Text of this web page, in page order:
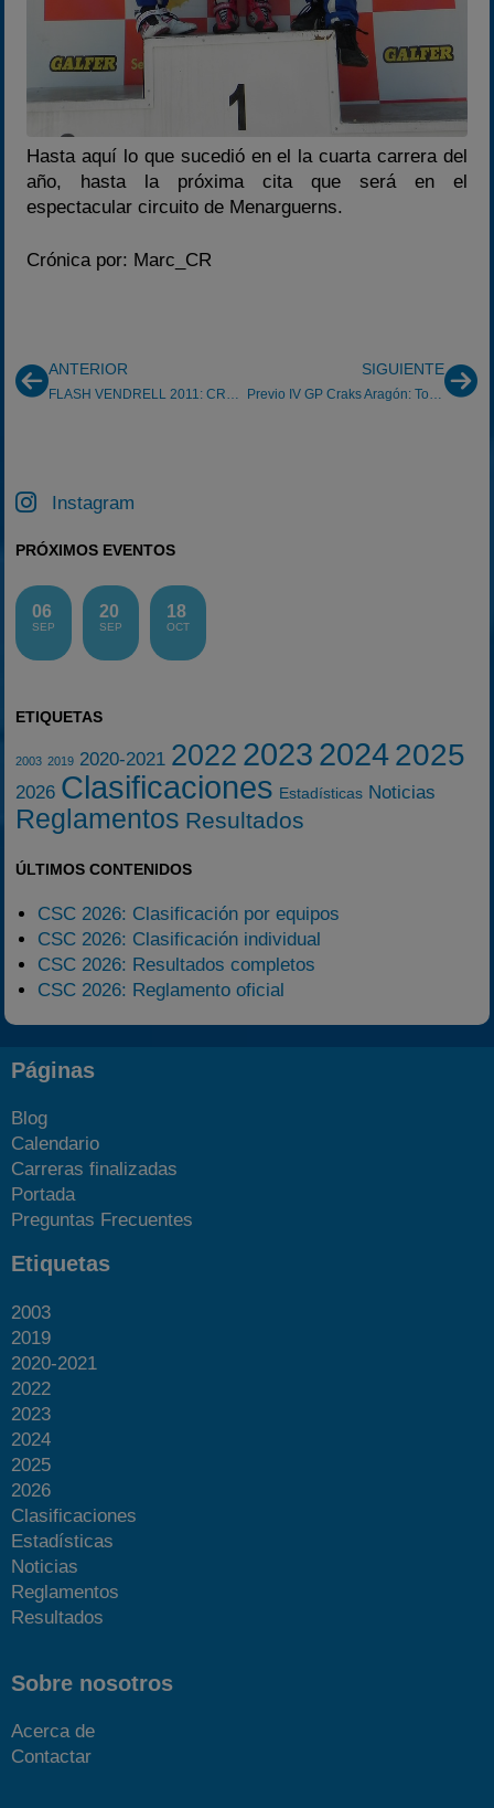
Hasta aquí lo que sucedió en el la cuarta carrera del
año, hasta la próxima cita que será en el
espectacular circuito de Menarguerns.
Crónica por: Marc_CR
ANTERIOR SIGUIENTE
Instagram
PRÓXIMOS EVENTOS
06
SEP
20
SEP
18
OCT
ETIQUETAS
2003 2019 2020-2021 2022 2023 20242025
2026 Clasificaciones Estadísticas Noticias
Reglamentos Resultados
ÚLTIMOS CONTENIDOS
CSC 2026: Clasificación por equipos
CSC 2026: Clasificación individual
CSC 2026: Resultados completos
CSC 2026: Reglamento oficial
Páginas
Blog
Calendario
Carreras finalizadas
Portada
Preguntas Frecuentes
Etiquetas
2003
2019
2020-2021
2022
2023
2024
2025
2026
Clasificaciones
Estadísticas
Noticias
Reglamentos
Resultados
Sobre nosotros
Acerca de
Contactar